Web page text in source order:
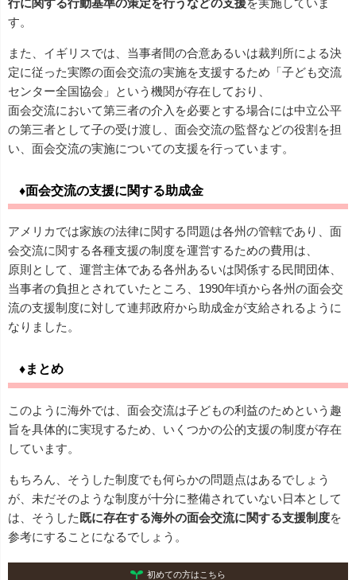
す。
また、イギリスでは、当事者間の合意あるいは裁判所による決
定に従った実際の面会交流の実施を支援するため「子ども交流
センター全国協会」という機関が存在しており、
面会交流において第三者の介入を必要とする場合には中立公平
の第三者として子の受け渡し、面会交流の監督などの役割を担
い、面会交流の実施についての支援を行っています。
♦面会交流の支援に関する助成金
アメリカでは家族の法律に関する問題は各州の管轄であり、面
会交流に関する各種支援の制度を運営するための費用は、
原則として、運営主体である各州あるいは関係する民間団体、
当事者の負担とされていたところ、1990年頃から各州の面会交
流の支援制度に対して連邦政府から助成金が支給されるように
なりました。
♦まとめ
このように海外では、面会交流は子どもの利益のためという趣
旨を具体的に実現するため、いくつかの公的支援の制度が存在
しています。
もちろん、そうした制度でも何らかの問題点はあるでしょう
が、未だそのような制度が十分に整備されていない日本として
は、そうした 既に存在する海外の面会交流に関する支援制度を
参考にすることになるでしょう。
初めての方はこちら